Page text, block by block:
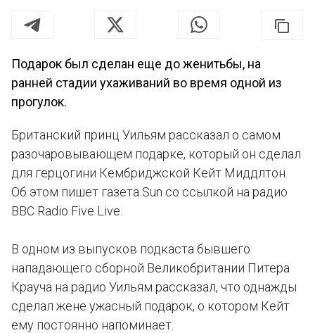
Подарок был сделан еще до женитьбы, на
ранней стадии ухаживаний во время одной из
прогулок.
Британский принц Уильям рассказал о самом
разочаровывающем подарке, который он сделал
для герцогини Кембриджской Кейт Миддлтон.
Об этом пишет газета Sun со ссылкой на радио
BBC Radio Five Live.
В одном из выпусков подкаста бывшего
нападающего сборной Великобритании Питера
Крауча на радио Уильям рассказал, что однажды
сделал жене ужасный подарок, о котором Кейт
ему постоянно напоминает.